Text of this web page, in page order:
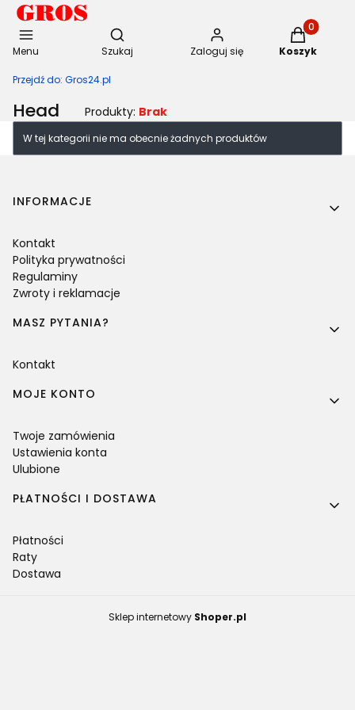
Menu
Otwórz wyszukiwarkę
Szukaj Zaloguj się
Produkty
Koszyk
Przejdź do: Gros24.pl
Head Produkty: Brak
Lista produktów
W tej kategorii nie ma obecnie żadnych produktów
Linki w stopce
INFORMACJE
Kontakt
Polityka prywatności
Regulaminy
Zwroty i reklamacje
MASZ PYTANIA?
Kontakt
MOJE KONTO
Twoje zamówienia
Ustawienia konta
Ulubione
PŁATNOŚCI I DOSTAWA
Płatności
Raty
Dostawa
Sklep internetowy Shoper.pl